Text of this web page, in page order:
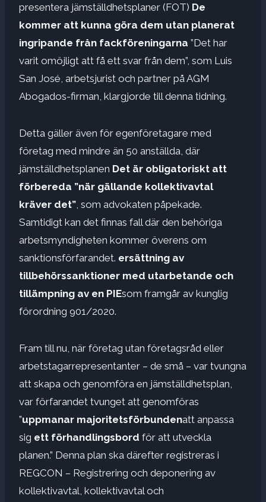
presentera jämställdhetsplaner (FOT) De
kommer att kunna göra dem utan planerat
ingripande från fackföreningarna ”Det har
varit omöjligt att få ett svar från dem”, som Luis
San José, arbetsjurist och partner på AGM
Abogados-firman, klargjorde till denna tidning.
Detta gäller även för egenföretagare med
företag med mindre än 50 anställda, där
jämställdhetsplanen Det är obligatoriskt att
förbereda ”när gällande kollektivavtal
kräver det” , som advokaten påpekade.
Samtidigt kan det finnas fall där den behöriga
arbetsmyndigheten kommer överens om
sanktionsförfarandet. ersättning av
tillbehörssanktioner med utarbetande och
tillämpning av en PIEsom framgår av kunglig
förordning 901/2020.
Fram till nu, när företag utan företagsråd eller
arbetstagarrepresentanter – de små – var tvungna
att skapa och genomföra en jämställdhetsplan,
var förfarandet tvunget att genomföras
”uppmanar majoritetsförbundenatt anpassa
sig ett förhandlingsbord för att utveckla
planen.” Denna plan ska därefter registreras i
REGCON – Registrering och deponering av
kollektivavtal, kollektivavtal och